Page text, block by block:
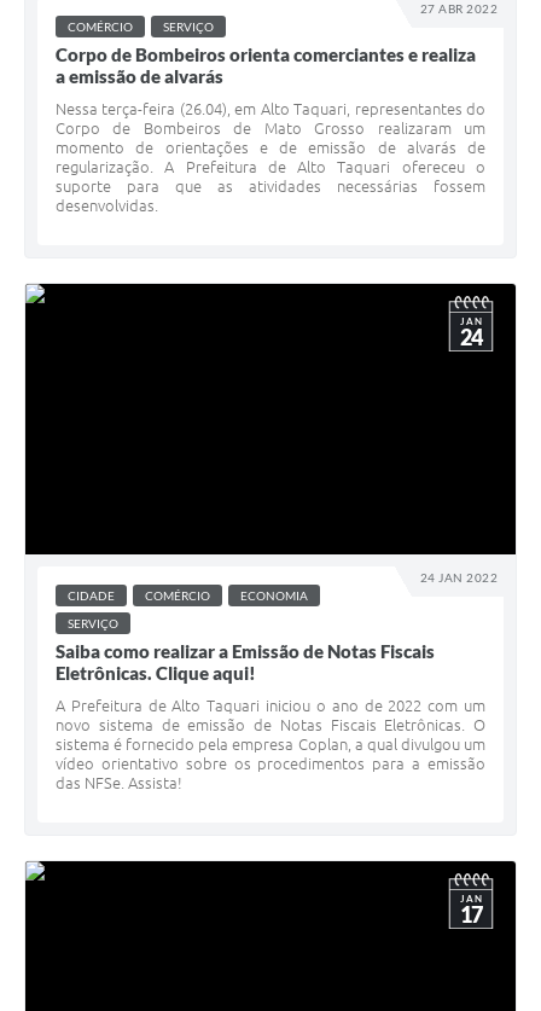
27 ABR 2022
COMÉRCIO SERVIÇO
Corpo de Bombeiros orienta comerciantes e realiza
a emissão de alvarás
Nessa terça-feira (26.04), em Alto Taquari, representantes do
Corpo de Bombeiros de Mato Grosso realizaram um
momento de orientações e de emissão de alvarás de
regularização. A Prefeitura de Alto Taquari ofereceu o
suporte para que as atividades necessárias fossem
desenvolvidas.
24 JAN 2022
JAN
24
CIDADE COMÉRCIO
ECONOMIA
SERVIÇO
Saiba como realizar a Emissão de Notas Fiscais
Eletrônicas. Clique aqui!
A Prefeitura de Alto Taquari iniciou o ano de 2022 com um
novo sistema de emissão de Notas Fiscais Eletrônicas. O
sistema é fornecido pela empresa Coplan, a qual divulgou um
vídeo orientativo sobre os procedimentos para a emissão
das NFSe. Assista!
JAN
17